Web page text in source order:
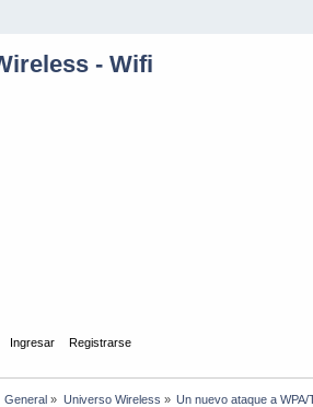
Ingresar Registrarse
General » Universo Wireless » Un nuevo ataque a WPA/